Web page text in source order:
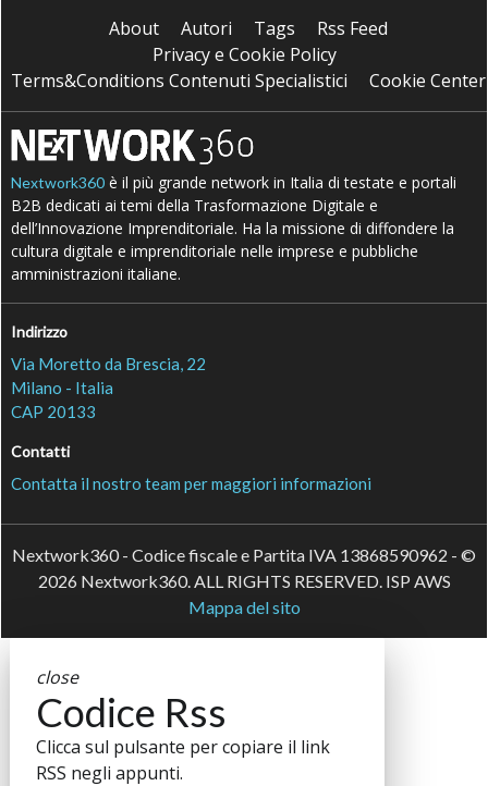
About Autori Tags
Rss Feed
Privacy e Cookie Policy
Terms&Conditions Contenuti Specialistici
Cookie Center
Nextwork360 è il più grande network in Italia di testate e portali
B2B dedicati ai temi della Trasformazione Digitale e
dell’Innovazione Imprenditoriale. Ha la missione di diffondere la
cultura digitale e imprenditoriale nelle imprese e pubbliche
amministrazioni italiane.
Indirizzo
Via Moretto da Brescia, 22
Milano - Italia
CAP 20133
Contatti
Contatta il nostro team per maggiori informazioni
Nextwork360 - Codice fiscale e Partita IVA 13868590962 - ©
2026 Nextwork360. ALL RIGHTS RESERVED. ISP AWS
Mappa del sito
close
Codice Rss
Clicca sul pulsante per copiare il link
RSS negli appunti.